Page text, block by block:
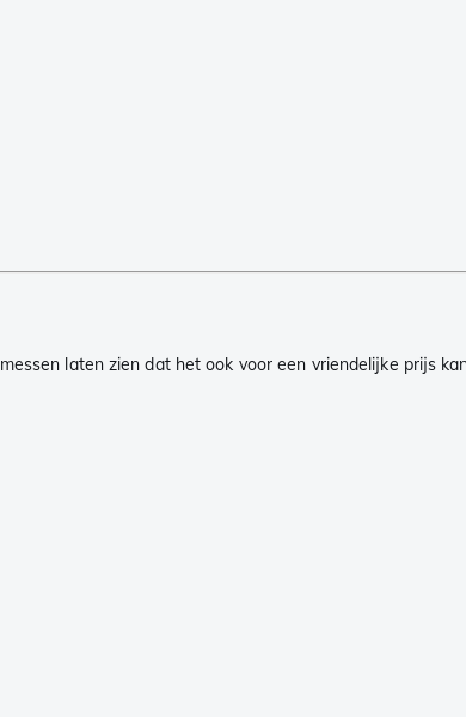
laten zien dat het ook voor een vriendelijke prijs